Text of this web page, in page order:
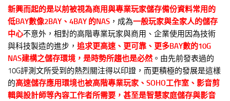
新興而起的是以前被視為商用與專業玩家儲存備份資料常用的
低BAY數像2BAY、4BAY 的NAS ，成為一般玩家與全家人的儲存
中心不意外，相對的高階專業玩家與商用、企業使用因為技術
與科技製造的進步， 追求更高速、更可靠、更多BAY數的10G
NAS建構之儲存環境，是時勢所趨也是必然 。由先前發表過的
10G評測文所受到的熱烈關注得以印證，而更積極的發展是這樣
的高速儲存應用環境也被高階專業玩家、SOHO工作室、影音剪
輯與設計師等內容工作者所需要，甚至是智慧家庭儲存與影音